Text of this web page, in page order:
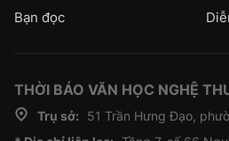
Bạn đọc
THỜI BÁO VĂN HỌC NGHỆ
Trụ sở:
51 Trần Hưng Đạo,